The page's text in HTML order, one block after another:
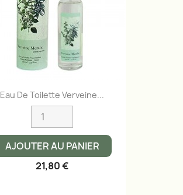
Eau De Toilette Verveine...
AJOUTER AU PANIER
21,80 €